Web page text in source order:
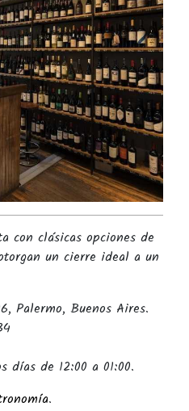
con clásicas opciones de
un cierre ideal a un
Palermo, Buenos Aires.
días de 12:00 a 01:00.
.